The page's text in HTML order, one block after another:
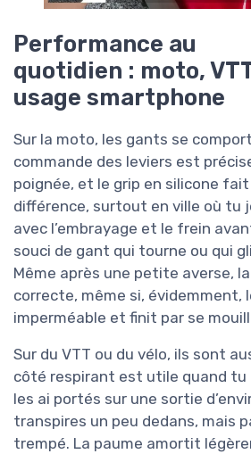
Performance au
quotidien : moto,
usage smartphone
Sur la moto, les gants se
commande des leviers est
poignée, et le grip en silicone
différence, surtout en ville où tu
avec l’embrayage et le frein
souci de gant qui tourne ou qui
Même après une petite averse,
correcte, même si, évidemment,
imperméable et finit par se
Sur du VTT ou du vélo, ils sont
côté respirant est utile quand
les ai portés sur une sortie
transpires un peu dedans, mais
trempé. La paume amortit